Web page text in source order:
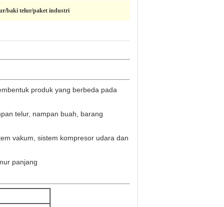
baki telur/paket industri
produk yang berbeda pada
telur, nampan buah, barang
vakum, sistem kompresor udara dan
panjang